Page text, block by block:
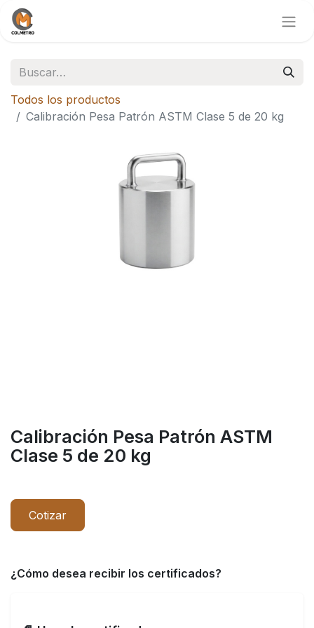
Todos los productos
Calibración Pesa Patrón ASTM Clase 5 de 20 kg
Calibración Pesa Patrón ASTM
Clase 5 de 20 kg
Cotizar
¿Cómo desea recibir los certificados?